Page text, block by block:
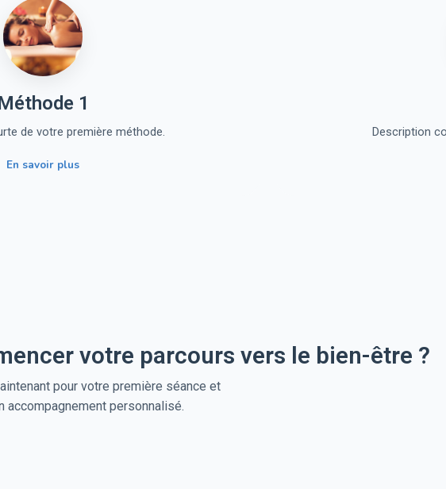
1
de votre première méthode.
En savoir plus
Description
votre parcours vers le bien-être ?
pour votre première séance et
personnalisé.